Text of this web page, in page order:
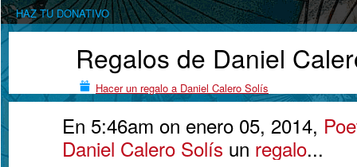
HAZ TU DONATIVO
Regalos de Daniel
Hacer un regalo a Daniel Calero Solís
En 5:46am on enero 05, 2014,
Daniel Calero Solís un regalo...